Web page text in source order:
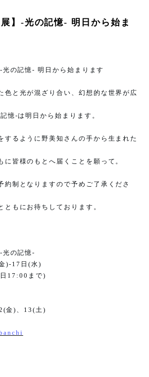
展】-光の記憶- 明日から始ま
-光の記憶-明日から始まります
色と光が混ざり合い、幻想的な世界が広
憶-は明日から始まります。
するように野美知さんの手から生まれた
に皆様のもとへ届くことを願って。
約制となりますので予めご了承くださ
ともにお待ちしております。
-光の記憶-
)-17 日 (水)
17:00 まで)
金) 、 13(土)